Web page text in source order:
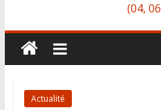
(04,
Actualité